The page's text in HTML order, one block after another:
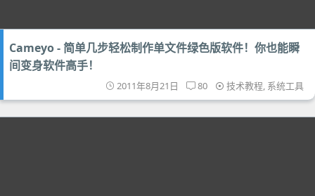
Cameyo - 简单几步轻松制作单文件绿色版软件！你也能瞬
间变身软件高手！
2011年8月21日 80 技术教程, 系统工具